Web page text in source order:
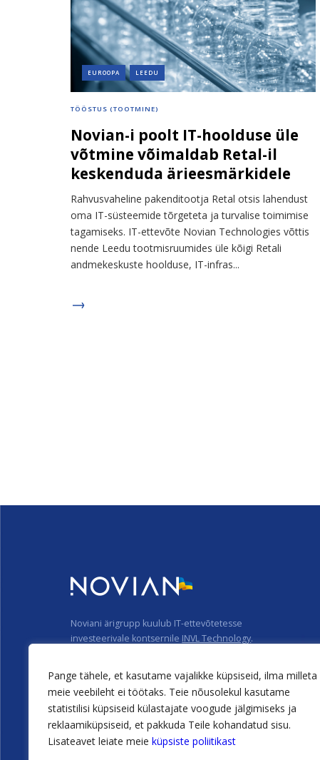
Pange tähele, et kasutame vajalikke küpsiseid, ilma milleta
meie veebileht ei töötaks. Teie nõusolekul kasutame
statistilisi küpsiseid külastajate voogude jälgimiseks ja
reklaamiküpsiseid, et pakkuda Teile kohandatud sisu.
Lisateavet leiate meie küpsiste poliitikast
EUROOPA LEEDU
TÖÖSTUS (TOOTMINE)
Novian-i poolt IT-hoolduse üle
võtmine võimaldab Retal-il
keskenduda ärieesmärkidele
Rahvusvaheline pakenditootja Retal otsis lahendust
oma IT-süsteemide tõrgeteta ja turvalise toimimise
tagamiseks. IT-ettevõte Novian Technologies võttis
nende Leedu tootmisruumides üle kõigi Retali
andmekeskuste hoolduse, IT-infras...
Noviani ärigrupp kuulub IT-ettevõtetesse
investeerivale kontsernileINVL Technology.
Küpsiste kasutamise põhimõtted